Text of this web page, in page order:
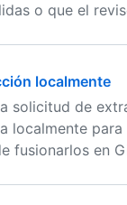
o que el
localmente
solicitud de
localmente
fusionarlos en